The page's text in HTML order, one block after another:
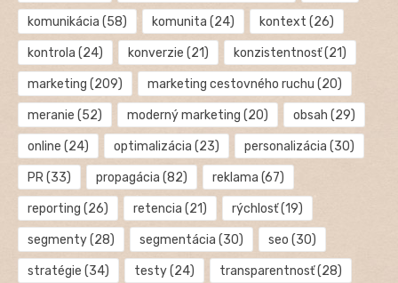
komunikácia (58) komunita (24) kontext (26)
kontrola (24) konverzie (21) konzistentnosť(21)
marketing (209) marketing cestovného ruchu (20)
meranie (52) moderný marketing (20) obsah (29)
online (24) optimalizácia (23) personalizácia (30)
PR(33) propagácia (82) reklama (67)
reporting (26) retencia (21) rýchlosť(19)
segmenty(28) segmentácia (30) seo (30)
stratégie (34) testy(24) transparentnosť(28)